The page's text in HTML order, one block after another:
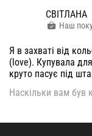
СВІТЛАНА
Наш
Я в захваті від
(love). Купувала
круто пасує під
Наскільки вам був